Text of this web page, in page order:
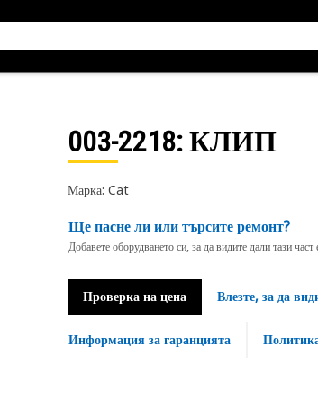
003-2218: КЛИП
Марка: Cat
Ще пасне ли или търсите ремонт?
Добавете оборудването си, за да видите дали тази
Проверка на цена Влезте, за да
Информация за гаранцията